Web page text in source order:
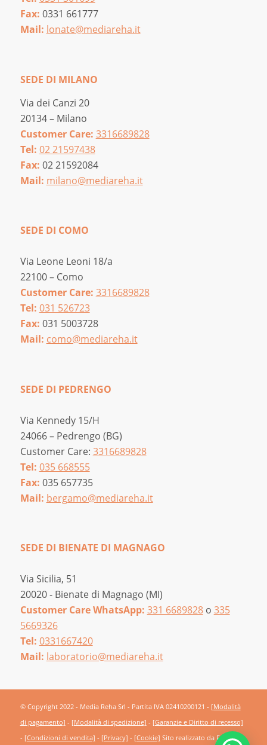
Fax: 0331 661777
Mail: lonate@mediareha.it
SEDE DI MILANO
Via dei Canzi 20
20134 – Milano
Customer Care: 3316689828
Tel: 02 21597438
Fax: 02 21592084
Mail: milano@mediareha.it
SEDE DI COMO
Via Leone Leoni 18/a
22100 – Como
Customer Care: 3316689828
Tel: 031 526723
Fax: 031 5003728
Mail: como@mediareha.it
SEDE DI PEDRENGO
Via Kennedy 15/H
24066 – Pedrengo (BG)
Customer Care: 3316689828
Tel: 035 668555
Fax: 035 657735
Mail: bergamo@mediareha.it
SEDE DI BIENATE DI MAGNAGO
Via Sicilia, 51
20020 - Bienate di Magnago (MI)
Customer Care WhatsApp: 331 6689828o 335
5669326
Tel: 0331667420
Mail: laboratorio@mediareha.it
© Copyright 2022 - Media Reha Srl - Partita IVA 02410200121 - [Modalità
di pagamento] - [Modalità di spedizione] - [Garanzie e Diritto di recesso]
- [Condizioni di vendita] - [Privacy] - [Cookie] Sito realizzato da Frutti